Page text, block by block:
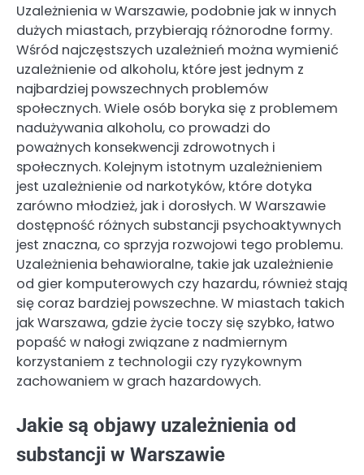
Uzależnienia w Warszawie, podobnie jak w innych
dużych miastach, przybierają różnorodne formy.
Wśród najczęstszych uzależnień można wymienić
uzależnienie od alkoholu, które jest jednym z
najbardziej powszechnych problemów
społecznych. Wiele osób boryka się z problemem
nadużywania alkoholu, co prowadzi do
poważnych konsekwencji zdrowotnych i
społecznych. Kolejnym istotnym uzależnieniem
jest uzależnienie od narkotyków, które dotyka
zarówno młodzież, jak i dorosłych. W Warszawie
dostępność różnych substancji psychoaktywnych
jest znaczna, co sprzyja rozwojowi tego problemu.
Uzależnienia behawioralne, takie jak uzależnienie
od gier komputerowych czy hazardu, również stają
się coraz bardziej powszechne. W miastach takich
jak Warszawa, gdzie życie toczy się szybko, łatwo
popaść w nałogi związane z nadmiernym
korzystaniem z technologii czy ryzykownym
zachowaniem w grach hazardowych.
Jakie są objawy uzależnienia od
substancji w Warszawie